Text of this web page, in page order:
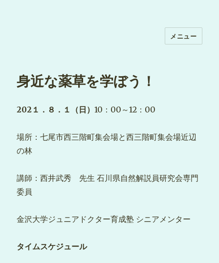
メニュー
身近な薬草を学ぼう！
202１．８．１（日）10：00～12：00
場所：七尾市西三階町集会場と西三階町集会場近辺
の林
講師：西井武秀 先生 石川県自然解説員研究会専門
委員
金沢大学ジュニアドクター育成塾 シニアメンター
タイムスケジュール